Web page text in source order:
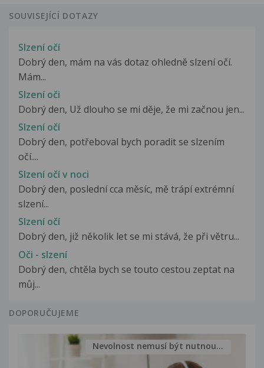
SOUVISEJÍCÍ DOTAZY
Slzení očí
Dobrý den, mám na vás dotaz ohledně slzení očí.
Mám...
Slzení oči
Dobrý den, Už dlouho se mi děje, že mi začnou jen...
Slzení očí
Dobrý den, potřeboval bych poradit se slzením
očí....
Slzení očí v noci
Dobrý den, poslední cca měsíc, mě trápí extrémní
slzení...
Slzení očí
Dobrý den, již několik let se mi stává, že při větru...
Oči - slzení
Dobrý den, chtěla bych se touto cestou zeptat na
můj...
DOPORUČUJEME
Nevolnost nemusí být nutnou...